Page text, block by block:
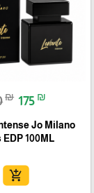
₪ 175 ₪
Jo Milano
EDP 100ML
add_shopping_cart